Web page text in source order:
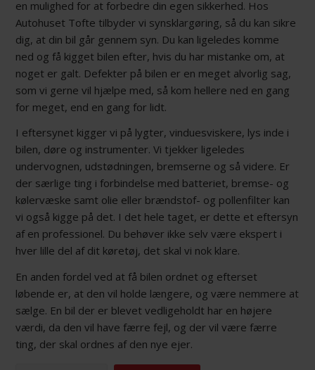
en mulighed for at forbedre din egen sikkerhed. Hos
Autohuset Tofte tilbyder vi synsklargøring, så du kan sikre
dig, at din bil går gennem syn. Du kan ligeledes komme
ned og få kigget bilen efter, hvis du har mistanke om, at
noget er galt. Defekter på bilen er en meget alvorlig sag,
som vi gerne vil hjælpe med, så kom hellere ned en gang
for meget, end en gang for lidt.
I eftersynet kigger vi på lygter, vinduesviskere, lys inde i
bilen, døre og instrumenter. Vi tjekker ligeledes
undervognen, udstødningen, bremserne og så videre. Er
der særlige ting i forbindelse med batteriet, bremse- og
kølervæske samt olie eller brændstof- og pollenfilter kan
vi også kigge på det. I det hele taget, er dette et eftersyn
af en professionel. Du behøver ikke selv være ekspert i
hver lille del af dit køretøj, det skal vi nok klare.
En anden fordel ved at få bilen ordnet og efterset
løbende er, at den vil holde længere, og være nemmere at
sælge. En bil der er blevet vedligeholdt har en højere
værdi, da den vil have færre fejl, og der vil være færre
ting, der skal ordnes af den nye ejer.